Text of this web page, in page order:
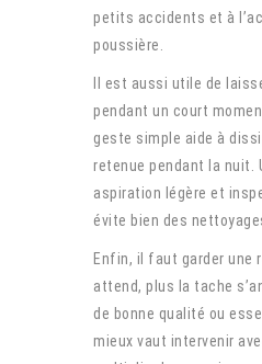
petits accidents et à
poussière.
Il est aussi utile de
pendant un court
geste simple aide à
retenue pendant la nuit.
aspiration légère et
évite bien des
Enfin, il faut garder une
attend, plus la tache
de bonne qualité ou
mieux vaut intervenir